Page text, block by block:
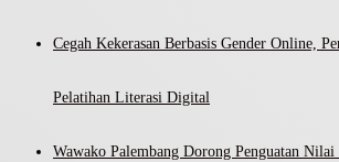
Cegah Kekerasan Berbasis Gender Online,
Pelatihan Literasi Digital
Wawako Palembang Dorong Penguatan Nilai